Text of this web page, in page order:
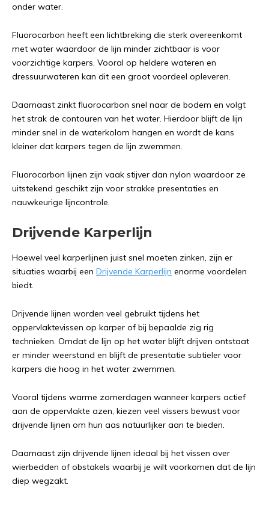
onder water.
Fluorocarbon heeft een lichtbreking die sterk overeenkomt
met water waardoor de lijn minder zichtbaar is voor
voorzichtige karpers. Vooral op heldere wateren en
dressuurwateren kan dit een groot voordeel opleveren.
Daarnaast zinkt fluorocarbon snel naar de bodem en volgt
het strak de contouren van het water. Hierdoor blijft de lijn
minder snel in de waterkolom hangen en wordt de kans
kleiner dat karpers tegen de lijn zwemmen.
Fluorocarbon lijnen zijn vaak stijver dan nylon waardoor ze
uitstekend geschikt zijn voor strakke presentaties en
nauwkeurige lijncontrole.
Drijvende Karperlijn
Hoewel veel karperlijnen juist snel moeten zinken, zijn er
situaties waarbij een Drijvende Karperlijn enorme voordelen
biedt.
Drijvende lijnen worden veel gebruikt tijdens het
oppervlaktevissen op karper of bij bepaalde zig rig
technieken. Omdat de lijn op het water blijft drijven ontstaat
er minder weerstand en blijft de presentatie subtieler voor
karpers die hoog in het water zwemmen.
Vooral tijdens warme zomerdagen wanneer karpers actief
aan de oppervlakte azen, kiezen veel vissers bewust voor
drijvende lijnen om hun aas natuurlijker aan te bieden.
Daarnaast zijn drijvende lijnen ideaal bij het vissen over
wierbedden of obstakels waarbij je wilt voorkomen dat de lijn
diep wegzakt.